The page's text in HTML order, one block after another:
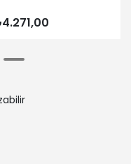
88 Ps | 2003-10-01 /
Kw 109 Ps | 2004-
Kw 177 Ps |